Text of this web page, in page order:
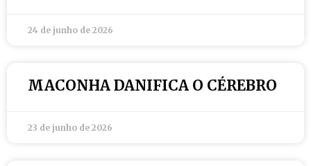
24 de junho de 2026
MACONHA DANIFICA O CÉREBRO
23 de junho de 2026